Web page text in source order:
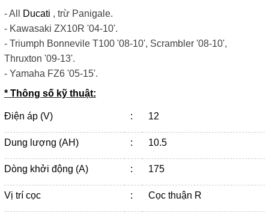
- All
Ducati , trừ Panigale.
- Kawasaki ZX10R '04-10'.
- Triumph Bonnevile T100 '08-10', Scrambler '08-10',
Thruxton '09-13'.
- Yamaha FZ6 '05-15'.
* Thông số kỹ thuật:
Điện áp (V) : 12
Dung lượng (AH) : 10.5
Dòng khởi động (A) : 175
Vị trí cọc : Cọc thuận R